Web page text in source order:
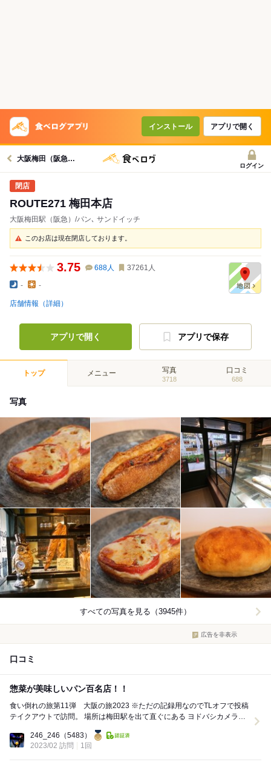
インストール アプリで開く
大阪梅田（阪急）駅グルメへ
ログイン
ROUTE271 梅田本店
大阪梅田駅（阪急）/パン､ サンドイッチ
このお店は現在閉店しております。
3.75 688人 37261 人
- -
店舗情報（詳細）
アプリで開く アプリで保存
トップ メニュー 写真
3718
口コミ
688
写真
すべての写真を見る（3945件）
広告を非表示
口コミ
惣菜が美味しいパン百名店！！
食い倒れの旅第11弾 大阪の旅2023 ※ただの記録用なのでTLオフで投稿
テイクアウトで訪問。 場所は梅田駅を出て直ぐにある ヨドバシカメラが
246_246 （5483）
2023/02 訪問
1回